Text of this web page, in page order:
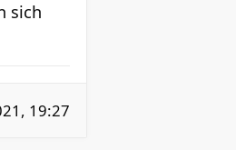
sich
19:27